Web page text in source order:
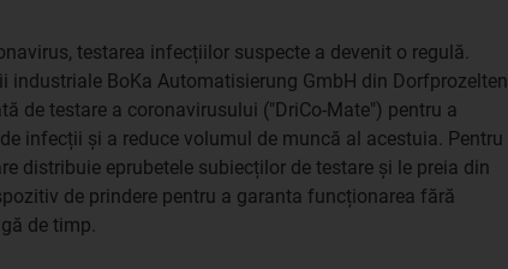
testarea infecțiilor suspecte a devenit o regulă.
industriale BoKa Automatisierung GmbH din Dorfprozelten
de testare a coronavirusului ("DriCo-Mate") pentru a
infecții și a reduce volumul de muncă al acestuia. Pentru
distribuie eprubetele subiecților de testare și le preia din
de prindere pentru a garanta funcționarea fără
de timp.